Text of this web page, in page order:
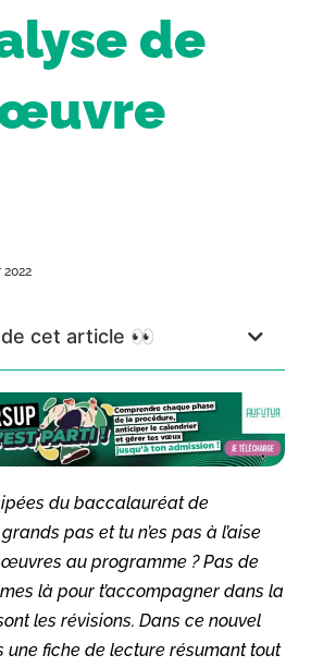
de
2022
cet article 👀
du baccalauréat de
pas et tu n’es pas à l’aise
au programme ? Pas de
là pour t’accompagner dans la
les révisions. Dans ce nouvel
une fiche de lecture résumant tout